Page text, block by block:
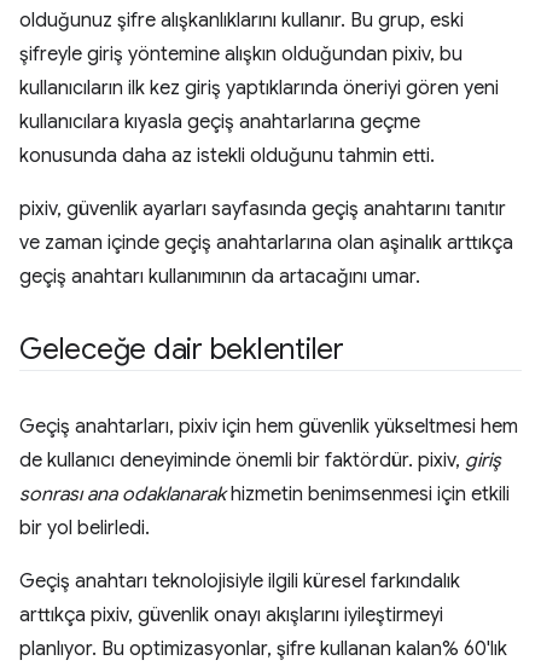
olduğunuz şifre alışkanlıklarını kullanır. Bu grup, eski
şifreyle giriş yöntemine alışkın olduğundan pixiv, bu
kullanıcıların ilk kez giriş yaptıklarında öneriyi gören yeni
kullanıcılara kıyasla geçiş anahtarlarına geçme
konusunda daha az istekli olduğunu tahmin etti.
pixiv, güvenlik ayarları sayfasında geçiş anahtarını tanıtır
ve zaman içinde geçiş anahtarlarına olan aşinalık arttıkça
geçiş anahtarı kullanımının da artacağını umar.
Geleceğe dair beklentiler
Geçiş anahtarları, pixiv için hem güvenlik yükseltmesi hem
de kullanıcı deneyiminde önemli bir faktördür. pixiv, giriş
sonrası ana odaklanarakhizmetin benimsenmesi için etkili
bir yol belirledi.
Geçiş anahtarı teknolojisiyle ilgili küresel farkındalık
arttıkça pixiv, güvenlik onayı akışlarını iyileştirmeyi
planlıyor. Bu optimizasyonlar, şifre kullanan kalan% 60'lık